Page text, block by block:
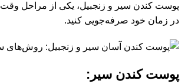
پوست کندن سیر و زنجبیل، یکی از مراحل
در زمان خود صرفه‌جویی کنید.
پوست کندن سیر: